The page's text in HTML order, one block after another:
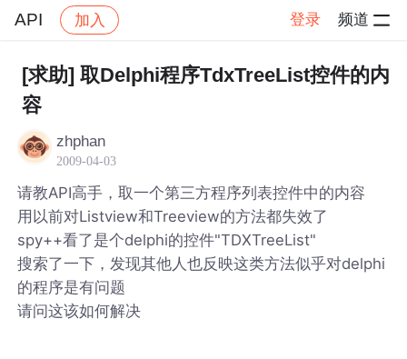
API 加入 登录 频道
社区 API 帖子详情
[求助] 取Delphi程序TdxTreeList控件的内
容
zhphan
2009-04-03
请教API高手，取一个第三方程序列表控件中的内容
用以前对Listview和Treeview的方法都失效了
spy++看了是个delphi的控件"TDXTreeList"
搜索了一下，发现其他人也反映这类方法似乎对delphi
的程序是有问题
请问这该如何解决